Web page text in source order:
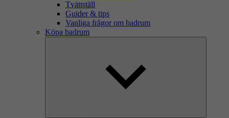
Tvättställ
Guider & tips
Vanliga frågor om badrum
Köpa badrum